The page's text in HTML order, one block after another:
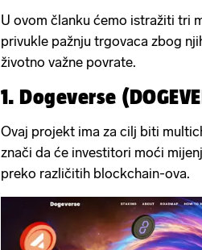
U ovom članku ćemo istražiti tri
privukle pažnju trgovaca zbog
životno važne povrate.
1. Dogeverse
Ovaj projekt ima za cilj biti
znači da će investitori moći
preko različitih blockchain-ova.